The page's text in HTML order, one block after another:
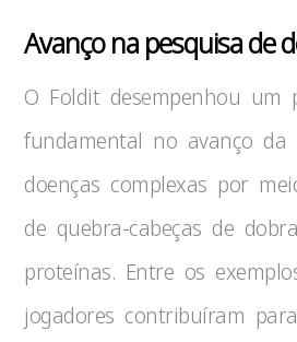
Avanço na pesquisa de
O Foldit desempenhou um
fundamental no avanço da
doenças complexas por
de quebra-cabeças de
proteínas. Entre os
jogadores contribuíram